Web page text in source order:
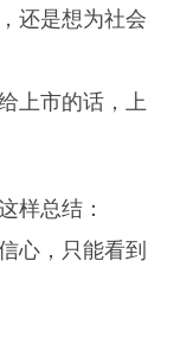
还是想为社会
上市的话，上
样总结：
心，只能看到